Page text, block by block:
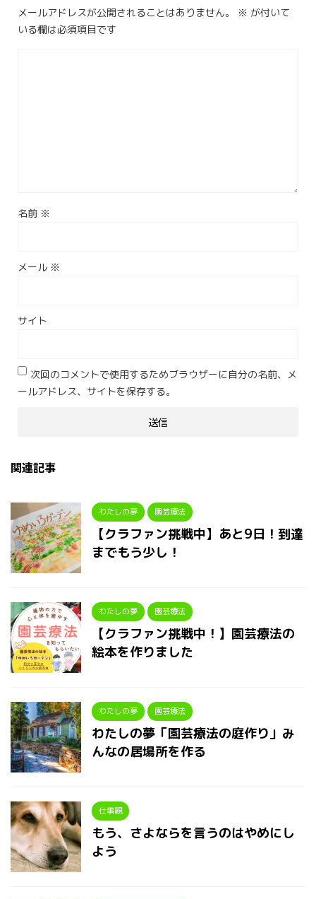
メールアドレスが公開されることはありません。 ※ が付いて
いる欄は必須項目です
名前 ※
メール ※
サイト
次回のコメントで使用するためブラウザーに自分の名前、メ
ールアドレス、サイトを保存する。
関連記事
わたしの夢 園芸療法
【クラファン挑戦中】あと9日！到達
までもう少し！
わたしの夢 園芸療法
【クラファン挑戦中！】園芸療法の
絵本を作りました
わたしの夢 園芸療法
わたしの夢「園芸療法の庭作り」み
んなの居場所を作る
仕事観
もう、さよならを言うのはやめにし
よう